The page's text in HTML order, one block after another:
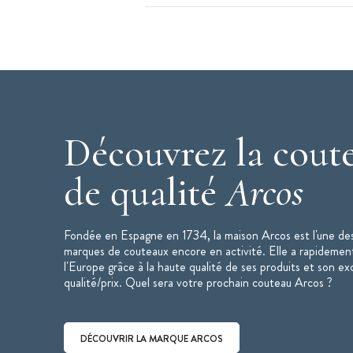
Longueur de la lame : 15 cm
Lame en acier inoxydable NITRUM
Manche en polyoxyméthylène (POM)
Technologie Bactiproof Silver
Couleur : blanc
Collection : Riviera
Marque : Arcos
Couteau de cuisine fabriqué en Espagne
Découvrez la
de qualitéArcos
Fondée en Espagne en 1734, la maison Arcos est l'une
marques de couteaux encore en activité. Elle a
l'Europe grâce à la haute qualité de ses produits et son
qualité/prix. Quel sera votre prochain couteau Arcos ?
DÉCOUVRIR LA MARQUE ARCOS